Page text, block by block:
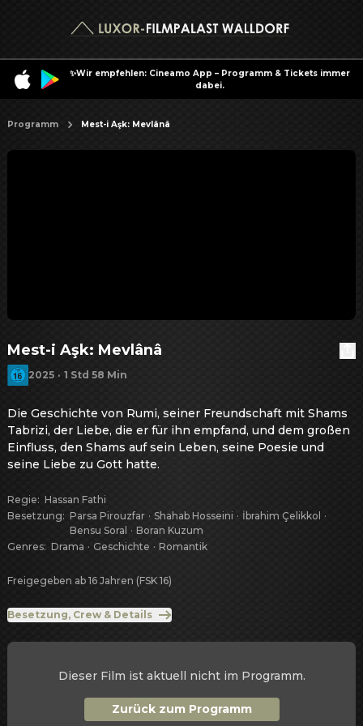
✨Wir empfehlen: Cineamo App – Programm & Tickets immer
dabei.
Programm Mest-i Aşk: Mevlânâ
Mest-i Aşk: Mevlânâ
2025 · 1 Std 58 Min
Die Geschichte von Rumi, seiner Freundschaft mit Shams
Tabrizi, der Liebe, die er für ihn empfand, und dem großen
Einfluss, den Shams auf sein Leben, seine Poesie und
seine Liebe zu Gott hatte.
Regie: Hassan Fathi
Besetzung: Parsa Pirouzfar · Shahab Hosseini · İbrahim Çelikkol ·
Bensu Soral · Boran Kuzum
Genres: Drama · Geschichte · Romantik
Freigegeben ab 16 Jahren (FSK 16)
Besetzung, Crew & Details
Dieser Film ist aktuell nicht im Programm.
Zurück zum Programm